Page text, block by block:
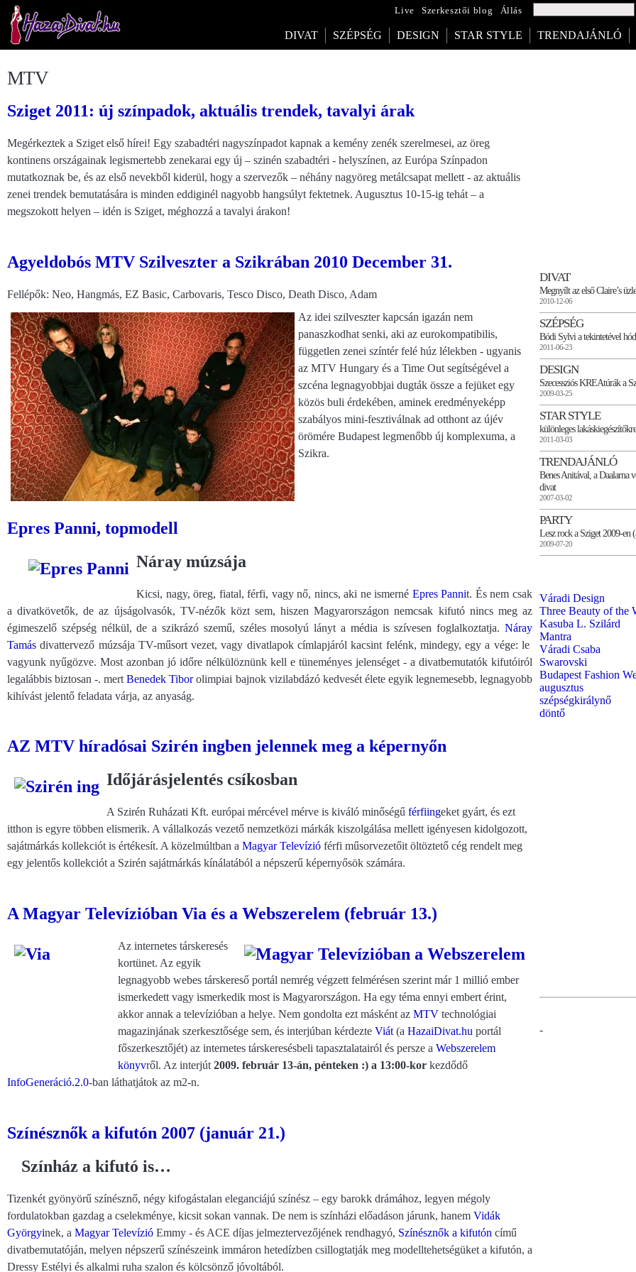
Live Szerkesztői blog Állás
DIVAT SZÉPSÉG DESIGN STAR STYLE TRENDAJÁNLÓ
MTV
Sziget 2011: új színpadok, aktuális trendek, tavalyi árak
Megérkeztek a Sziget első hírei! Egy szabadtéri nagyszínpadot kapnak a kemény zenék szerelmesei, az öreg
kontinens országainak legismertebb zenekarai egy új – szinén szabadtéri - helyszínen, az Európa Színpadon
mutatkoznak be, és az első nevekből kiderül, hogy a szervezők – néhány nagyöreg metálcsapat mellett - az aktuális
zenei trendek bemutatására is minden eddiginél nagyobb hangsúlyt fektetnek. Augusztus 10-15-ig tehát – a
megszokott helyen – idén is Sziget, méghozzá a tavalyi árakon!
Agyeldobós MTV Szilveszter a Szikrában 2010 December 31.
Fellépők: Neo, Hangmás, EZ Basic, Carbovaris, Tesco Disco, Death Disco, Adam
Az idei szilveszter kapcsán igazán nem
panaszkodhat senki, aki az eurokompatibilis,
független zenei színtér felé húz lélekben - ugyanis
az MTV Hungary és a Time Out segítségével a
szcéna legnagyobbjai dugták össze a fejüket egy
közös buli érdekében, aminek eredményeképp
szabályos mini-fesztiválnak ad otthont az újév
örömére Budapest legmenőbb új komplexuma, a
Szikra.
Epres Panni, topmodell
Náray múzsája
Kicsi, nagy, öreg, fiatal, férfi, vagy nő, nincs, aki ne ismerné Epres Pannit. És nem csak
a divatkövetők, de az újságolvasók, TV-nézők közt sem, hiszen Magyarországon nemcsak kifutó nincs meg az
égimeszelő szépség nélkül, de a szikrázó szemű, széles mosolyú lányt a média is szívesen foglalkoztatja. Náray
Tamás divattervező múzsája TV-műsort vezet, vagy divatlapok címlapjáról kacsint felénk, mindegy, egy a vége: le
vagyunk nyűgözve. Most azonban jó időre nélkülöznünk kell e tüneményes jelenséget - a divatbemutatók kifutóiról
legalábbis biztosan -. mertBenedek Tiborolimpiai bajnok vizilabdázó kedvesét élete egyik legnemesebb, legnagyobb
kihívást jelentő feladata várja, az anyaság.
AZ MTV híradósai Szirén ingben jelennek meg a képernyőn
Időjárásjelentés csíkosban
A Szirén Ruházati Kft. európai mércével mérve is kiváló minőségű férfiingeket gyárt, és ezt
itthon is egyre többen elismerik. A vállalkozás vezető nemzetközi márkák kiszolgálása mellett igényesen kidolgozott,
sajátmárkás kollekciót is értékesít. A közelmúltban a Magyar Televízió férfi műsorvezetőit öltöztető cég rendelt meg
egy jelentős kollekciót a Szirén sajátmárkás kínálatából a népszerű képernyősök számára.
A Magyar Televízióban Via és a Webszerelem (február 13.)
Az internetes társkeresés
kortünet. Az egyik
legnagyobb webes társkereső portál nemrég végzett felmérésen szerint már 1 millió ember
ismerkedett vagy ismerkedik most is Magyarországon. Ha egy téma ennyi embert érint,
akkor annak a televízióban a helye. Nem gondolta ezt másként az MTV technológiai
magazinjának szerkesztősége sem, és interjúban kérdezte Viát (a HazaiDivat.hu portál
főszerkesztőjét) az internetes társkeresésbeli tapasztalatairól és persze a Webszerelem
könyvről. Az interjút 2009. február 13-án, pénteken :) a 13:00-kor kezdődő
InfoGeneráció.2.0-ban láthatjátok az m2-n.
Színésznők a kifutón 2007 (január 21.)
Színház a kifutó is…
Tizenkét gyönyörű színésznő, négy kifogástalan eleganciájú színész – egy barokk drámához, legyen mégoly
fordulatokban gazdag a cselekménye, kicsit sokan vannak. De nem is színházi előadáson járunk, hanem Vidák
Györgyinek, a Magyar Televízió Emmy - és ACE díjas jelmeztervezőjének rendhagyó, Színésznők a kifutón című
divatbemutatóján, melyen népszerű színészeink immáron hetedízben csillogtatják meg modelltehetségüket a kifutón, a
Dressy Estélyi és alkalmi ruha szalon és kölcsönző jóvoltából.
DIVAT
Megnyílt az első Claire’s
2010-12-06
SZÉPSÉG
Bódi Sylvi a tekintetével
2011-06-23
DESIGN
Szecessziós KREAtúrák a
2009-03-25
STAR STYLE
különleges
2011-03-03
TRENDAJÁNLÓ
Benes Anitával, a Daalarna
divat
2007-03-02
PARTY
Lesz rock a Sziget 2009-en
2009-07-20
Váradi Design
Three Beauty of the
Kasuba L. Szilárd
Mantra
Váradi Csaba
Swarovski
Budapest Fashion
augusztus
szépségkirálynő
döntő
-